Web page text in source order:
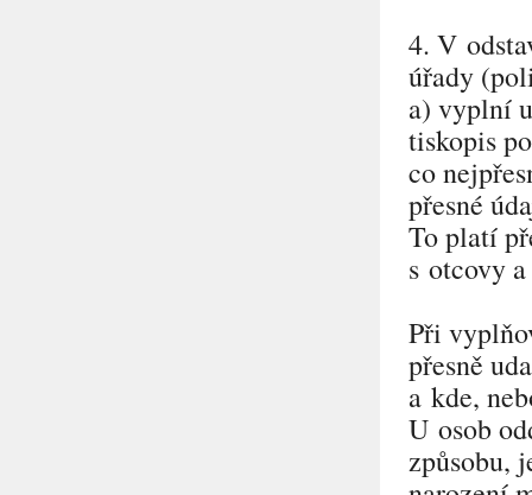
4. V
úřady
a) vyplní
tiskopis
co
přesné
To platí
s otcovy
Při
přesně
a kde,
U osob
způsobu,